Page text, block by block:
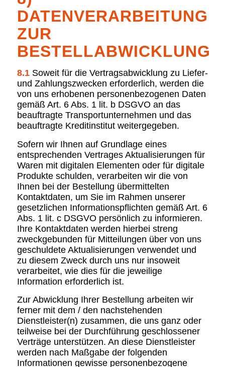
DATENVERARBEITUNG
ZUR
BESTELLABWICKLUNG
8.1Soweit für die Vertragsabwicklung zu Liefer-
und Zahlungszwecken erforderlich, werden die
von uns erhobenen personenbezogenen Daten
gemäß Art. 6 Abs. 1 lit. b DSGVO an das
beauftragte Transportunternehmen und das
beauftragte Kreditinstitut weitergegeben.
Sofern wir Ihnen auf Grundlage eines
entsprechenden Vertrages Aktualisierungen für
Waren mit digitalen Elementen oder für digitale
Produkte schulden, verarbeiten wir die von
Ihnen bei der Bestellung übermittelten
Kontaktdaten, um Sie im Rahmen unserer
gesetzlichen Informationspflichten gemäß Art. 6
Abs. 1 lit. c DSGVO persönlich zu informieren.
Ihre Kontaktdaten werden hierbei streng
zweckgebunden für Mitteilungen über von uns
geschuldete Aktualisierungen verwendet und
zu diesem Zweck durch uns nur insoweit
verarbeitet, wie dies für die jeweilige
Information erforderlich ist.
Zur Abwicklung Ihrer Bestellung arbeiten wir
ferner mit dem / den nachstehenden
Dienstleister(n) zusammen, die uns ganz oder
teilweise bei der Durchführung geschlossener
Verträge unterstützen. An diese Dienstleister
werden nach Maßgabe der folgenden
Informationen gewisse personenbezogene